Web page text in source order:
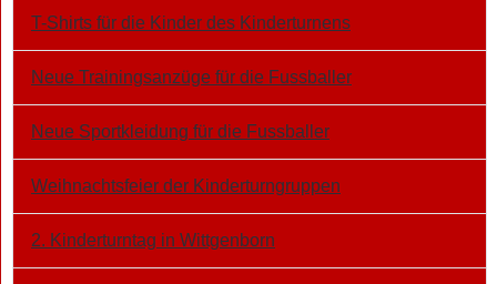
T-Shirts für die Kinder des Kinderturnens
Neue Trainingsanzüge für die Fussballer
Neue Sportkleidung für die Fussballer
Weihnachtsfeier der Kinderturngruppen
2. Kinderturntag in Wittgenborn